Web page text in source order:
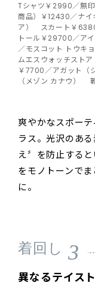
Tシャツ￥2990／無
商品）￥12430／ナイ
ア） スカート￥
トール￥29700／ア
／モスコット トウキ
ムエスウォッチスト
￥7700／アガット（
（メゾン カナウ）
爽やかなスポー
ラス。光沢のあ
え〞を防止する
をモノトーンで
に。
着回し 3
異なるテイス